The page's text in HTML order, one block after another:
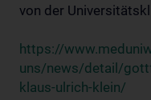
von der
https://
uns/news/detail/
klaus-ulrich-klein/